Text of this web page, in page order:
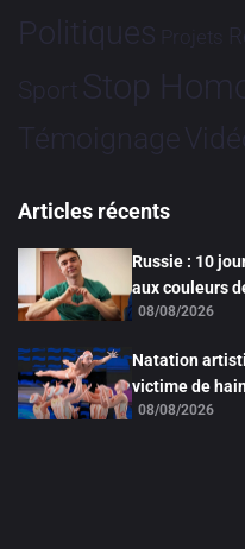
Politiques Projets
Sport Stop
Témoignage
Articles récents
Russie : 10
aux couleurs
08/08/2026
Natation
victime de
08/08/2026